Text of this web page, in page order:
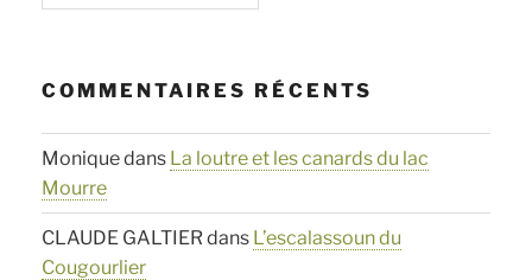
COMMENTAIRES RÉCENTS
Moniquedans La loutre et les canards du lac
Mourre
CLAUDE GALTIERdans L’escalassoun du
Cougourlier